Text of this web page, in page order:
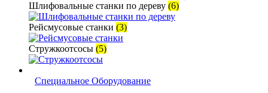
Шлифовальные станки по дереву (6)
Рейсмусовые станки (3)
Стружкоотсосы (5)
Специальное Оборудование